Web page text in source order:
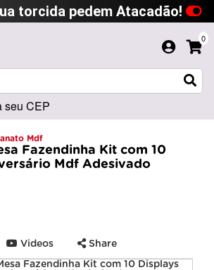
torcida pedem Atacadão!
0
seu CEP
Mdf
Fazendinha Kit com 10
Mdf Adesivado
Videos Share